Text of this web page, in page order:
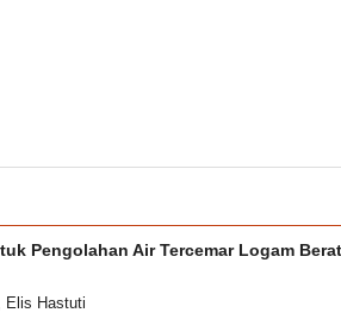
Pengolahan Air Tercemar Logam
Elis Hastuti